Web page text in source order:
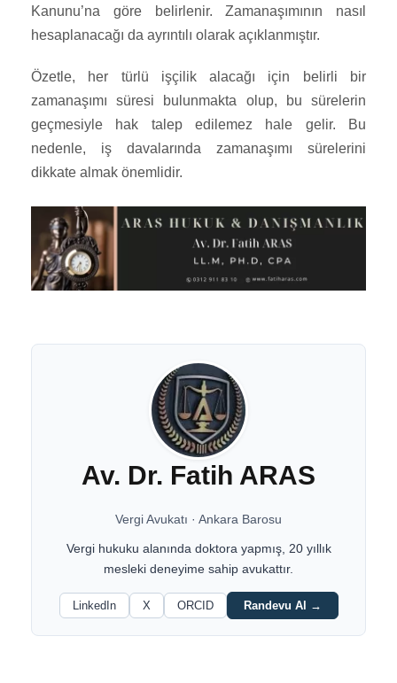
Kanunu’na göre belirlenir. Zamanaşımının nasıl
hesaplanacağı da ayrıntılı olarak açıklanmıştır.
Özetle, her türlü işçilik alacağı için belirli bir
zamanaşımı süresi bulunmakta olup, bu sürelerin
geçmesiyle hak talep edilemez hale gelir. Bu
nedenle, iş davalarında zamanaşımı sürelerini
dikkate almak önemlidir.
Av. Dr. Fatih ARAS
Vergi Avukatı · Ankara Barosu
Vergi hukuku alanında doktora yapmış, 20 yıllık
mesleki deneyime sahip avukattır.
LinkedIn X ORCID Randevu Al →